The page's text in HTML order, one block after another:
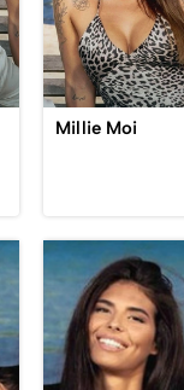
Millie Moi